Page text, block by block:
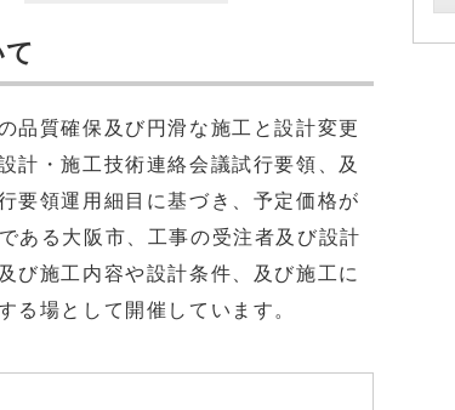
品質確保及び円滑な施工と設計変更
計・施工技術連絡会議試行要領、及
要領運用細目に基づき、予定価格が
ある大阪市、工事の受注者及び設計
び施工内容や設計条件、及び施工に
る場として開催しています。